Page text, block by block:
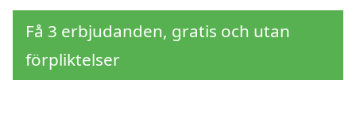
Få 3 erbjudanden, gratis och utan
förpliktelser